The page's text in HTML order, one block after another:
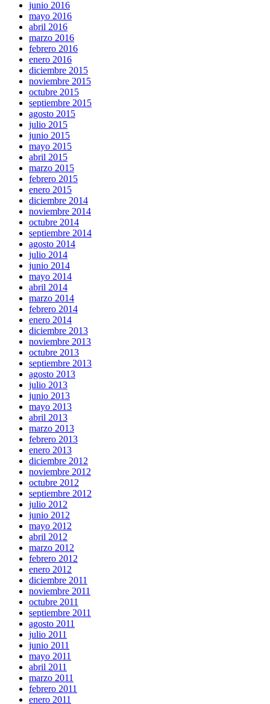
junio 2016
mayo 2016
abril 2016
marzo 2016
febrero 2016
enero 2016
diciembre 2015
noviembre 2015
octubre 2015
septiembre 2015
agosto 2015
julio 2015
junio 2015
mayo 2015
abril 2015
marzo 2015
febrero 2015
enero 2015
diciembre 2014
noviembre 2014
octubre 2014
septiembre 2014
agosto 2014
julio 2014
junio 2014
mayo 2014
abril 2014
marzo 2014
febrero 2014
enero 2014
diciembre 2013
noviembre 2013
octubre 2013
septiembre 2013
agosto 2013
julio 2013
junio 2013
mayo 2013
abril 2013
marzo 2013
febrero 2013
enero 2013
diciembre 2012
noviembre 2012
octubre 2012
septiembre 2012
julio 2012
junio 2012
mayo 2012
abril 2012
marzo 2012
febrero 2012
enero 2012
diciembre 2011
noviembre 2011
octubre 2011
septiembre 2011
agosto 2011
julio 2011
junio 2011
mayo 2011
abril 2011
marzo 2011
febrero 2011
enero 2011